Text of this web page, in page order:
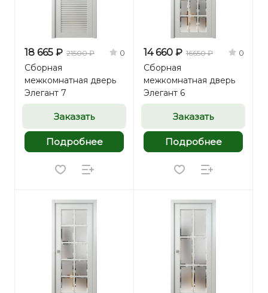
18 665 ₽ 21500 ₽ 0
Сборная
межкомнатная дверь
Элегант 7
Заказать
Подробнее
14 660 ₽ 16650 ₽ 0
Сборная
межкомнатная дверь
Элегант 6
Заказать
Подробнее